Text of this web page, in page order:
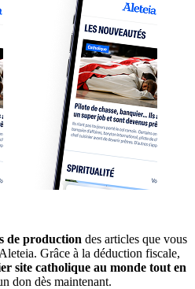
de production des articles que vous
Grâce à la déduction fiscale,
site catholique au monde tout en
don dès maintenant.